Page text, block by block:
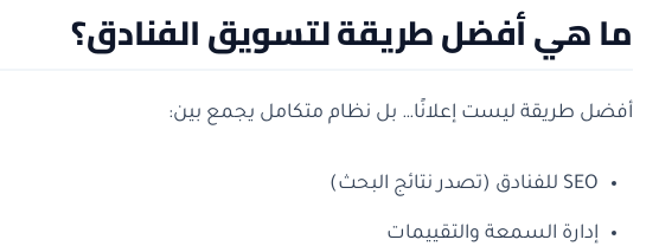
ما هي أفضل طريقة لتسويق الفنادق؟
أفضل طريقة ليست إعلانًا… بل نظام متكامل يجمع بين:
SEO للفنادق (تصدر نتائج البحث)
إدارة السمعة والتقييمات